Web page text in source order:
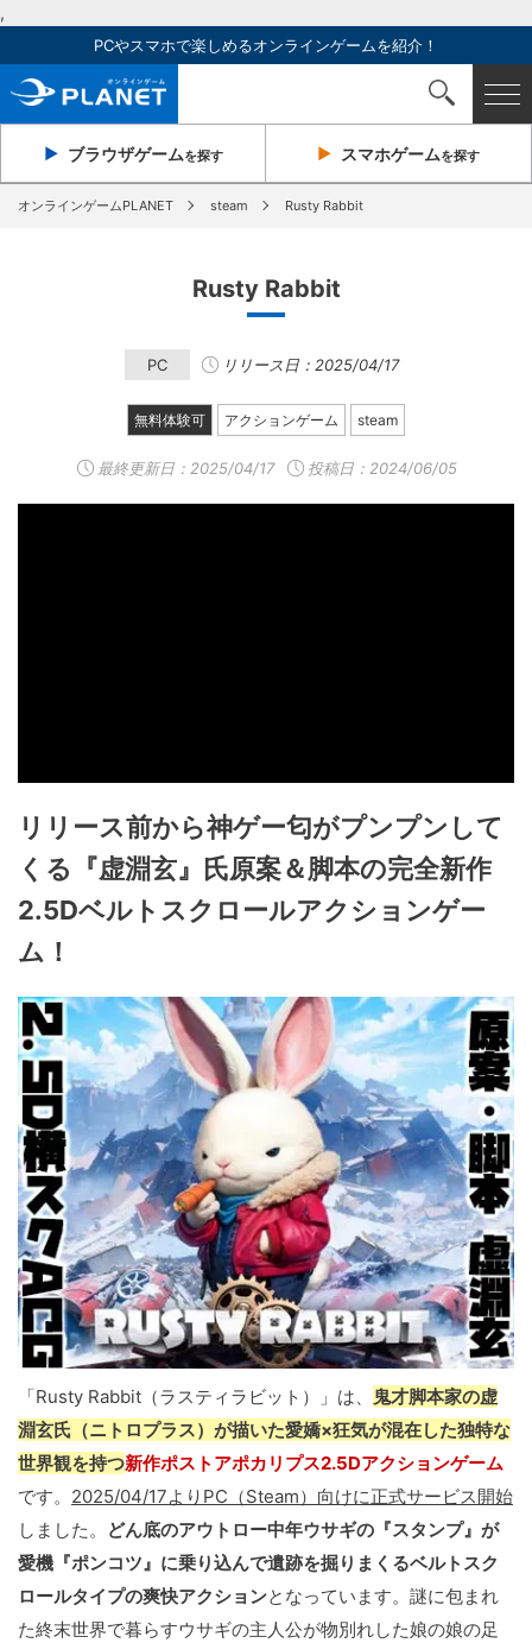
,
PCやスマホで楽しめるオンラインゲームを紹介！
ブラウザゲームを探す スマホゲームを探す
オンラインゲームPLANET steam Rusty Rabbit
Rusty Rabbit
PC リリース日：2025/04/17
無料体験可 アクションゲーム steam
最終更新日： 2025/04/17 投稿日：2024/06/05
リリース前から神ゲー匂がプンプンして
くる『虚淵玄』氏原案＆脚本の完全新作
2.5Dベルトスクロールアクションゲー
ム！
「Rusty Rabbit（ラスティラビット）」は、
鬼才脚本家の虚
淵玄氏（ニトロプラス）が描いた愛嬌×狂気が混在した独特な
世界観を持つ新作ポストアポカリプス2.5Dアクションゲーム
です。 2025/04/17よりPC（Steam）向けに正式サービス開始
しました。
どん底のアウトロー中年ウサギの『スタンプ』が
愛機『ポンコツ』に乗り込んで遺跡を掘りまくるベルトスク
ロールタイプの爽快アクションとなっています。謎に包まれ
た終末世界で暮らすウサギの主人公が物別れした娘の娘の足